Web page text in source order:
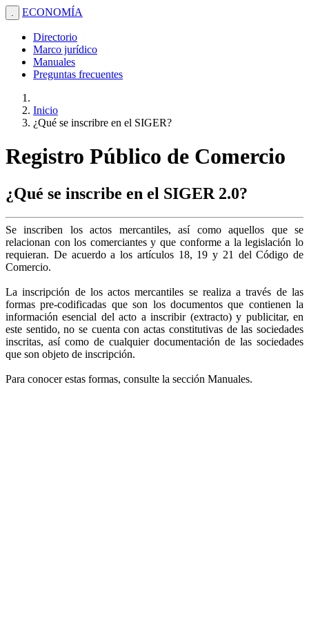
. ECONOMÍA
Directorio
Marco jurídico
Manuales
Preguntas frecuentes
Inicio
¿Qué se inscribre en el SIGER?
Registro Público de Comercio
¿Qué se inscribe en el SIGER 2.0?
Se inscriben los actos mercantiles, así como aquellos que se
relacionan con los comerciantes y que conforme a la legislación lo
requieran. De acuerdo a los artículos 18, 19 y 21 del Código de
Comercio.
La inscripción de los actos mercantiles se realiza a través de las
formas pre-codificadas que son los documentos que contienen la
información esencial del acto a inscribir (extracto) y publicitar, en
este sentido, no se cuenta con actas constitutivas de las sociedades
inscritas, así como de cualquier documentación de las sociedades
que son objeto de inscripción.
Para conocer estas formas, consulte la sección Manuales.